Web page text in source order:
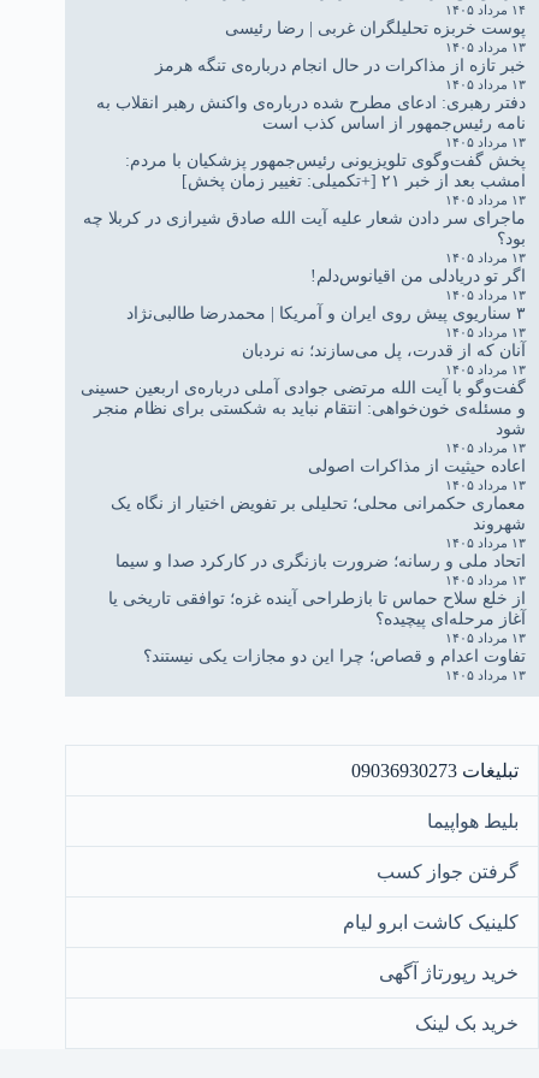
۱۴ مرداد ۱۴۰۵
پوست خربزه تحلیلگران غربی | رضا رئیسی
۱۳ مرداد ۱۴۰۵
خبر تازه از مذاکرات در حال انجام درباره‌ی تنگه هرمز
۱۳ مرداد ۱۴۰۵
دفتر رهبری: ادعای مطرح شده درباره‌ی واکنش رهبر انقلاب به
نامه رئیس‌جمهور از اساس کذب است
۱۳ مرداد ۱۴۰۵
پخش گفت‌وگوی تلویزیونی رئیس‌جمهور پزشکیان با مردم:
امشب بعد از خبر ۲۱ [+تکمیلی: تغییر زمان پخش]
۱۳ مرداد ۱۴۰۵
ماجرای سر دادن شعار علیه آیت الله صادق شیرازی در کربلا چه
بود؟
۱۳ مرداد ۱۴۰۵
اگر تو دریادلی من اقیانوس‌دلم!
۱۳ مرداد ۱۴۰۵
۳ سناریوی پیش روی ایران و آمریکا | محمدرضا طالبی‌نژاد
۱۳ مرداد ۱۴۰۵
آنان که از قدرت، پل می‌سازند؛ نه نردبان
۱۳ مرداد ۱۴۰۵
گفت‌وگو با آیت الله مرتضی جوادی آملی درباره‌ی اربعین حسینی
و مسئله‌ی خون‌خواهی: انتقام نباید به شکستی برای نظام منجر
شود
۱۳ مرداد ۱۴۰۵
اعاده حیثیت از مذاکرات اصولی
۱۳ مرداد ۱۴۰۵
معماری حکمرانی محلی؛ تحلیلی بر تفویض اختیار از نگاه یک
شهروند
۱۳ مرداد ۱۴۰۵
اتحاد ملی و رسانه؛ ضرورت بازنگری در کارکرد صدا و سیما
۱۳ مرداد ۱۴۰۵
از خلع سلاح حماس تا بازطراحی آینده غزه؛ توافقی تاریخی یا
آغاز مرحله‌ای پیچیده؟
۱۳ مرداد ۱۴۰۵
تفاوت اعدام و قصاص؛ چرا این دو مجازات یکی نیستند؟
۱۳ مرداد ۱۴۰۵
تبلیغات 09036930273
بلیط هواپیما
گرفتن جواز کسب
کلینیک کاشت ابرو لیام
خرید رپورتاژ آگهی
خرید بک لینک